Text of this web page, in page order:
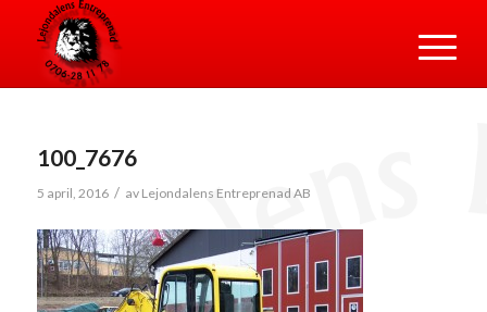
100_7676
5 april, 2016 / av Lejondalens Entreprenad AB